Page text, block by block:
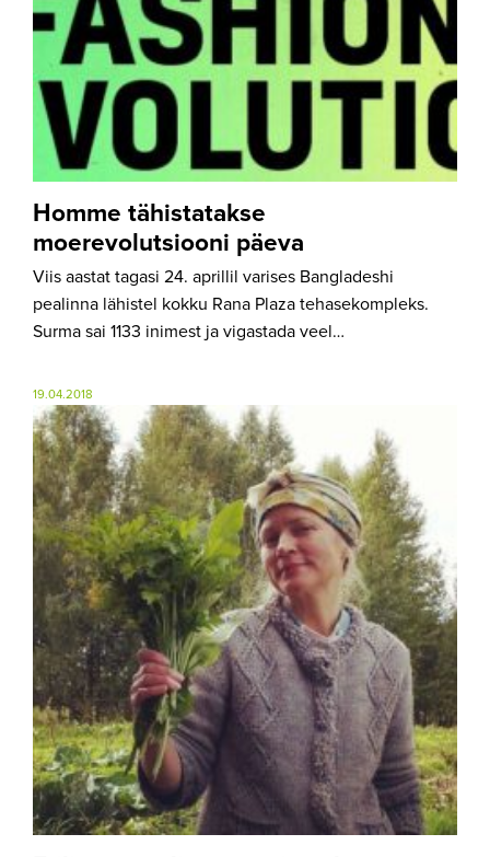
Homme tähistatakse
moerevolutsiooni päeva
Viis aastat tagasi 24. aprillil varises Bangladeshi
pealinna lähistel kokku Rana Plaza tehasekompleks.
Surma sai 1133 inimest ja vigastada veel…
19.04.2018